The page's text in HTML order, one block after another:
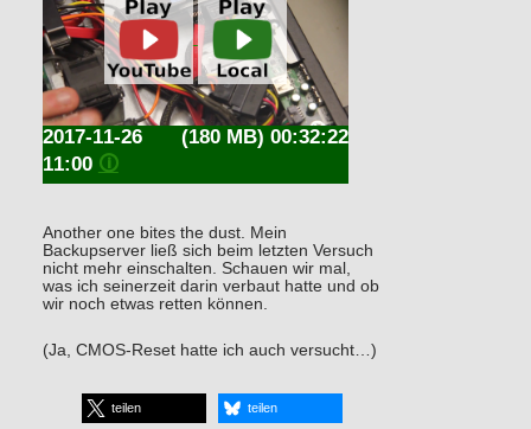
(180 MB) 00:32:22
2017-11-26
11:00 🛈
Another one bites the dust. Mein
Backupserver ließ sich beim letzten Versuch
nicht mehr einschalten. Schauen wir mal,
was ich seinerzeit darin verbaut hatte und ob
wir noch etwas retten können.
(Ja, CMOS-Reset hatte ich auch versucht…)
teilen teilen